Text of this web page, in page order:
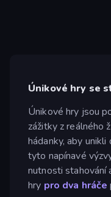
Únikové hry se
Únikové hry jsou
zážitky z reálného
hádanky, aby
tyto napínavé
nutnosti stahování
hry pro dva hráče